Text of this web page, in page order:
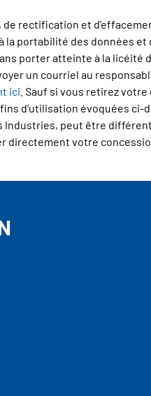
de rectification et
portabilité des données
porter atteinte à la licéité
un courriel au
ici . Sauf si vous retirez
d’utilisation évoquées
Industries, peut être
directement votre